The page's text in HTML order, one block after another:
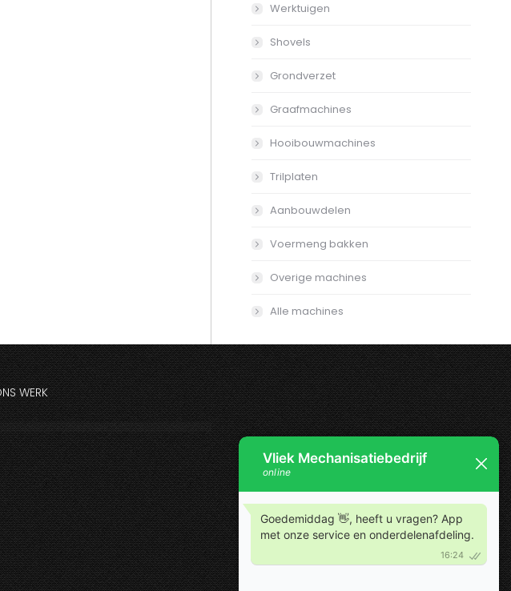
Werktuigen
Shovels
Grondverzet
Graafmachines
Hooibouwmachines
Trilplaten
Aanbouwdelen
Voermeng bakken
Overige machines
Alle machines
WERK